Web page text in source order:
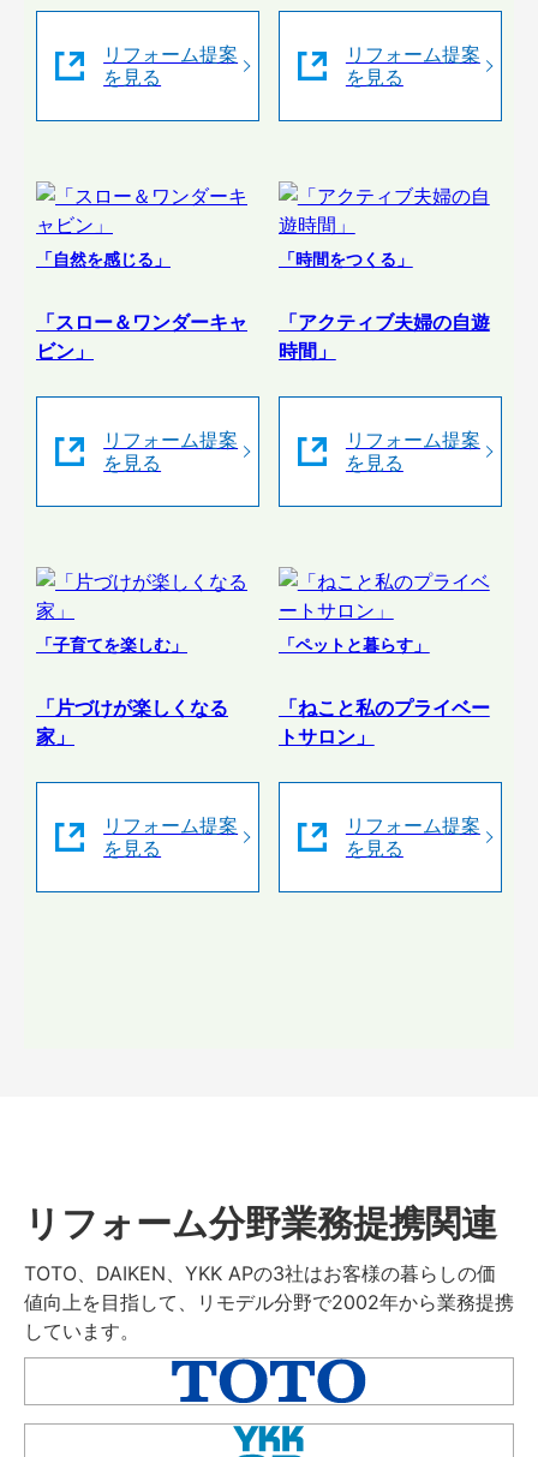
リフォーム提案
を見る
リフォーム提案
を見る
「自然を感じる」
「スロー＆ワンダーキャ
ビン」
リフォーム提案
を見る
「時間をつくる」
「アクティブ夫婦の自遊
時間」
リフォーム提案
を見る
「子育てを楽しむ」
「片づけが楽しくなる
家」
リフォーム提案
を見る
「ペットと暮らす」
「ねこと私のプライベー
トサロン」
リフォーム提案
を見る
リフォーム分野業務提携関連
TOTO、DAIKEN、YKK APの3社はお客様の暮らしの価
値向上を目指して、リモデル分野で2002年から業務提携
しています。